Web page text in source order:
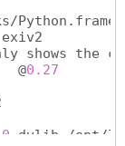
shows the
0.27
0. dylib /opt/